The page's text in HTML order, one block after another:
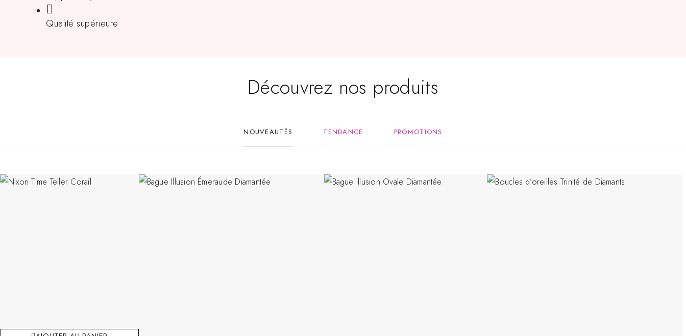
Qualité supérieure
Découvrez nos produits
NOUVEAUTÉS TENDANCE PROMOTIONS